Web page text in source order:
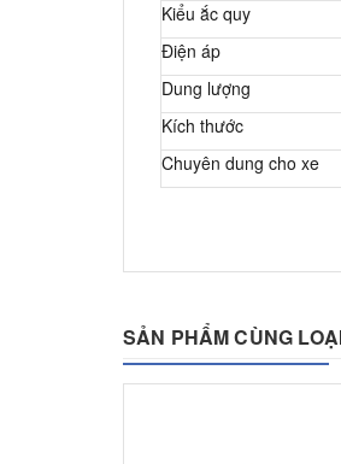
Kiểu ắc quy
Điện áp
Dung lượng
Kích thước
Chuyên dung cho xe
SẢN PHẨM CÙNG